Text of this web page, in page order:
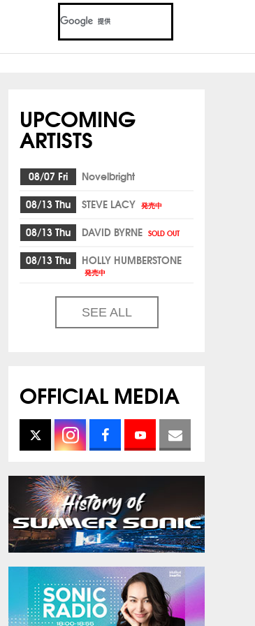
UPCOMING
ARTISTS
08/07 Fri
Novelbright
08/13 Thu
STEVE LACY 発売中
08/13 Thu DAVID BYRNE SOLD OUT
08/13 Thu HOLLY HUMBERSTONE
発売中
SEE ALL
OFFICIAL MEDIA